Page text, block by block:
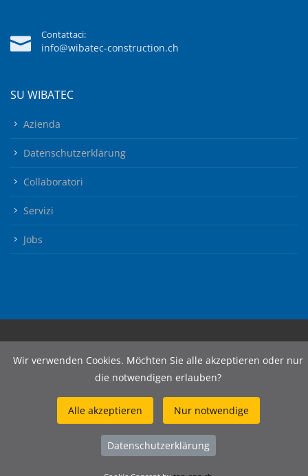
Contattaci:
info@wibatec-construction.ch
SU WIBATEC
Azienda
Datenschutzerklärung
Collaboratori
Servizi
Jobs
© 2026 Wibatec AG
Wir verwenden Cookies. Möchten Sie alle akzeptieren oder nur
die notwendigen erlauben?
Alle akzeptieren Nur notwendige
Datenschutzerklärung